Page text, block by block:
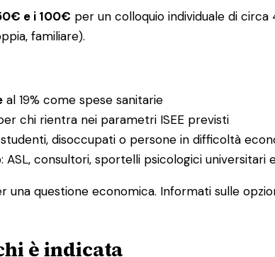
e i 100€ per un colloquio individuale di
familiare).
al 19% come spese sanitarie
chi rientra nei parametri ISEE previsti
disoccupati o persone in difficoltà
ASL, consultori, sportelli psicologici universitari
questione economica. Informati sulle
è indicata